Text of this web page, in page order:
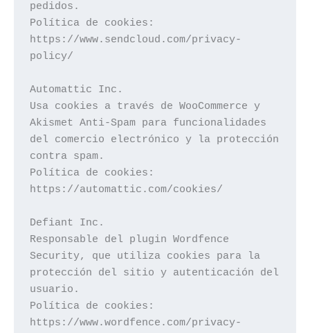
pedidos.
Política de cookies:
https://www.sendcloud.com/privacy-
policy/
Automattic Inc.
Usa cookies a través de WooCommerce y
Akismet Anti-Spam para funcionalidades
del comercio electrónico y la protección
contra spam.
Política de cookies:
https://automattic.com/cookies/
Defiant Inc.
Responsable del plugin Wordfence
Security, que utiliza cookies para la
protección del sitio y autenticación del
usuario.
Política de cookies:
https://www.wordfence.com/privacy-